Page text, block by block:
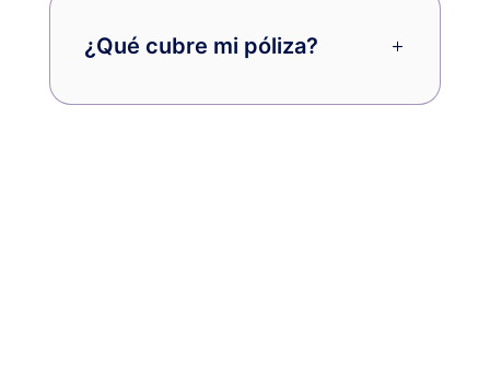
¿Qué cubre mi póliza?